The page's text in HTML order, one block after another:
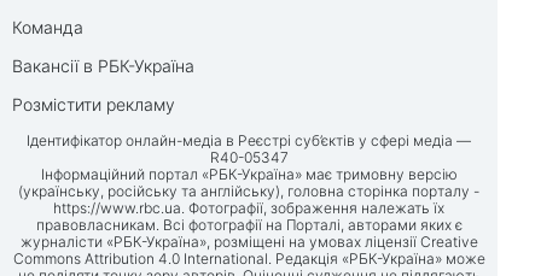
Команда
Вакансії в РБК-Україна
Розмістити рекламу
Ідентифікатор онлайн-медіа в Реєстрі суб’єктів у сфері медіа —
R40-05347
Інформаційний портал «РБК-Україна» має тримовну версію
(українську, російську та англійську), головна сторінка порталу -
https://www.rbc.ua. Фотографії, зображення належать їх
правовласникам. Всі фотографії на Порталі, авторами яких є
журналісти «РБК-Україна», розміщені на умовах ліцензії Creative
Commons Attribution 4.0 International. Редакція «РБК-Україна» може